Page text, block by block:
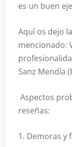
es un buen
Aquí os dejo
mencionado:
Sanz Mendía
Aspectos
reseñas:
1. Demoras y